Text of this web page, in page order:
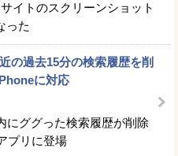
イトのスクリーンショット
った
の過去15分の検索履歴を削
に対応
にググった検索履歴が削除
プリに登場